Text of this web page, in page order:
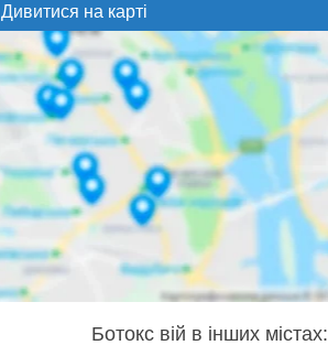
Дивитися на карті
Ботокс вій в інших містах: